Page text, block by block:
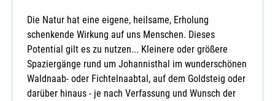
Die Natur hat eine eigene, heilsame, Erholung
schenkende Wirkung auf uns Menschen. Dieses
Potential gilt es zu nutzen... Kleinere oder größere
Spaziergänge rund um Johannisthal im wunderschönen
Waldnaab- oder Fichtelnaabtal, auf dem Goldsteig oder
darüber hinaus - je nach Verfassung und Wunsch der